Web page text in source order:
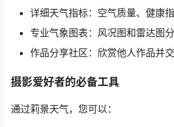
详细天气指标：空气质量、健康
专业气象图表：风况图和雷达图
作品分享社区：欣赏他人作品并
摄影爱好者的必备工具
通过莉景天气，您可以：